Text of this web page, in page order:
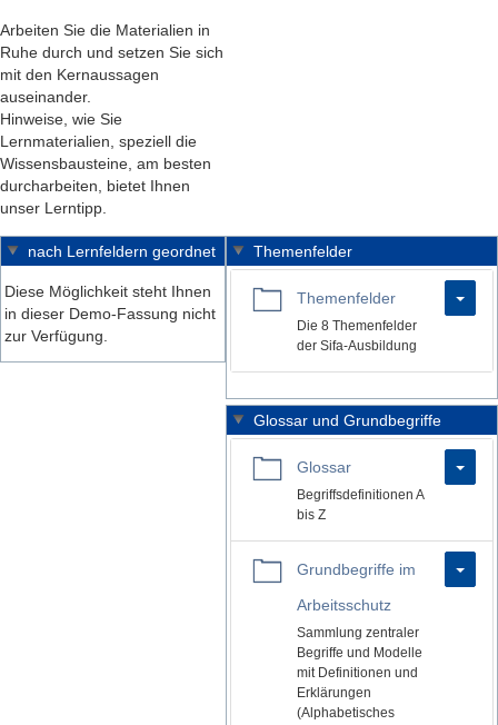
Arbeiten Sie die Materialien in
Ruhe durch und setzen Sie sich
mit den Kernaussagen
auseinander.
Hinweise, wie Sie
Lernmaterialien, speziell die
Wissensbausteine, am besten
durcharbeiten, bietet Ihnen
unser Lerntipp.
nach Lernfeldern geordnet
Diese Möglichkeit steht Ihnen
in dieser Demo-Fassung nicht
zur Verfügung.
Themenfelder
e
r
e
i
Themenfelder
Die 8 Themenfelder
der Sifa-Ausbildung
Glossar und Grundbegriffe
e
Glossar
Begriffsdefinitionen A
bis Z
Grundbegriffe im
Arbeitsschutz
Sammlung zentraler
Begriffe und Modelle
mit Definitionen und
Erklärungen
(Alphabetisches